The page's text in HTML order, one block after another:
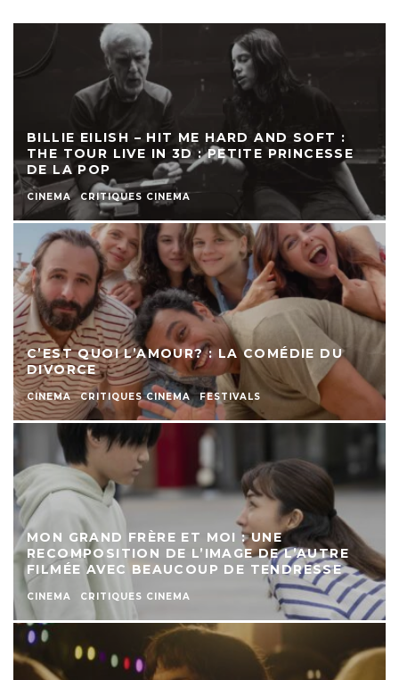
BILLIE EILISH – HIT ME HARD AND SOFT :
THE TOUR LIVE IN 3D : PETITE PRINCESSE
DE LA POP
CINEMA CRITIQUES CINEMA
C’EST QUOI L’AMOUR? : LA COMÉDIE DU
DIVORCE
CINEMA CRITIQUES CINEMA FESTIVALS
MON GRAND FRÈRE ET MOI : UNE
RECOMPOSITION DE L’IMAGE DE L’AUTRE
FILMÉE AVEC BEAUCOUP DE TENDRESSE
CINEMA CRITIQUES CINEMA